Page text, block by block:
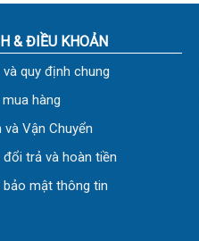
& ĐIỀU KHOẢN
quy định chung
hàng
Vận Chuyển
đổi trả và hoàn tiền
bảo mật thông tin